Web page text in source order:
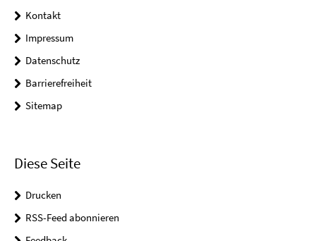
Kontakt
Impressum
Datenschutz
Barrierefreiheit
Sitemap
Diese Seite
Drucken
RSS-Feed abonnieren